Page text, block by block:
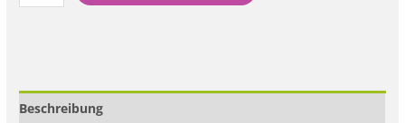
Beschreibung